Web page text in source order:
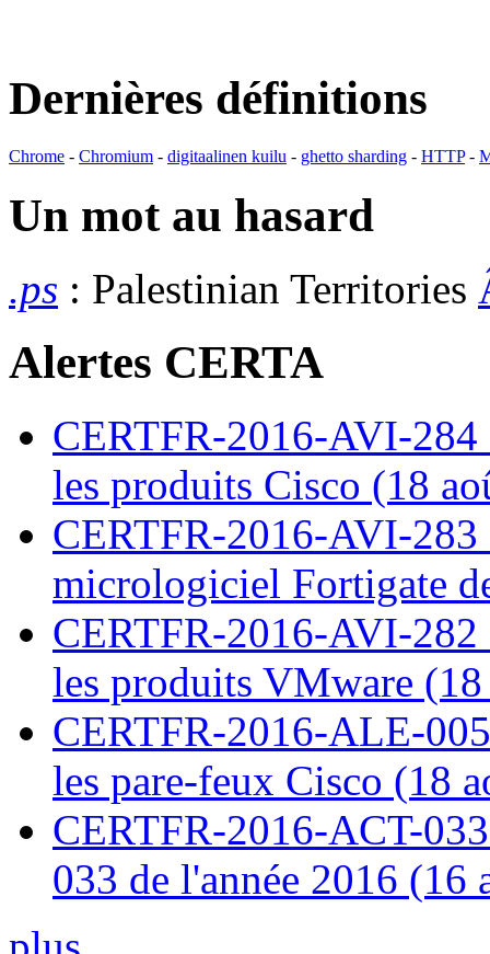
Dernières définitions
Chrome - Chromium - digitaalinen kuilu - ghetto sharding - HTTP-
Un mot au hasard
.ps : Palestinian Territories
Alertes CERTA
CERTFR-2016-AVI-
les produits Cisco (18
CERTFR-2016-AVI-
micrologiciel Fortigate
CERTFR-2016-AVI-
les produits VMware
CERTFR-2016-ALE-
les pare-feux Cisco (18
CERTFR-2016-ACT-
033 de l'année 2016 (16